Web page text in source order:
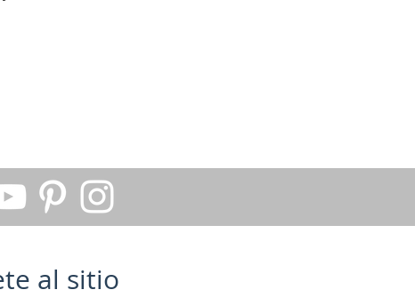
al sitio